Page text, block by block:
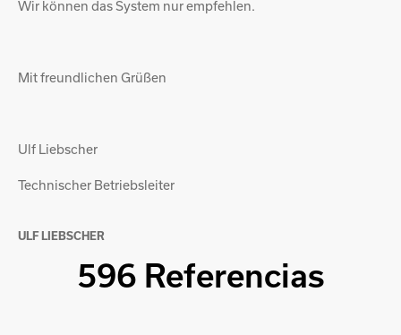
Wir können das System nur empfehlen.
Mit freundlichen Grüßen
Ulf Liebscher
Technischer Betriebsleiter
ULF LIEBSCHER
596 Referencias